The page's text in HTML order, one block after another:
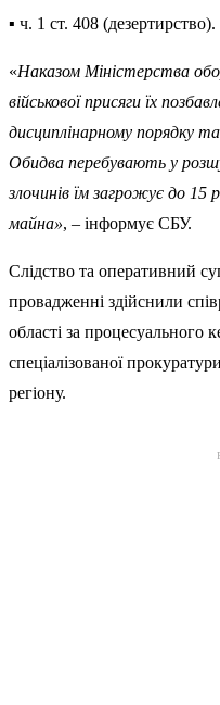
▪️ ч. 1 ст. 408 (дезертирство).
«Наказом Міністерства
військової присяги їх
дисциплінарному порядку та
Обидва перебувають у
злочинів їм загрожує до 15
майна», – інформує СБУ.
Слідство та оперативний
провадженні здійснили
області за процесуального
спеціалізованої
регіону.